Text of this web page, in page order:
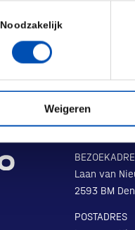
Noodzakelijk
Weigeren
Laan van
2593 BM
POSTADRES